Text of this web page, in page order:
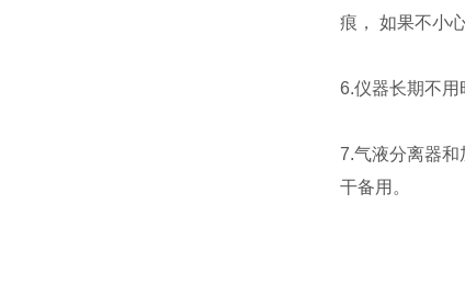
痕， 如果不小
6.仪器长期不用
7.气液分离器
干备用。